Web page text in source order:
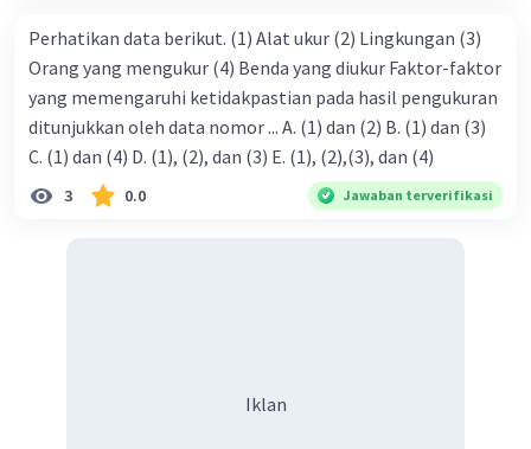
Perhatikan data berikut. (1) Alat ukur (2) Lingkungan (3)
Orang yang mengukur (4) Benda yang diukur Faktor-faktor
yang memengaruhi ketidakpastian pada hasil pengukuran
ditunjukkan oleh data nomor ... A. (1) dan (2) B. (1) dan (3)
C. (1) dan (4) D. (1), (2), dan (3) E. (1), (2),(3), dan (4)
3 0.0 Jawaban terverifikasi
Iklan